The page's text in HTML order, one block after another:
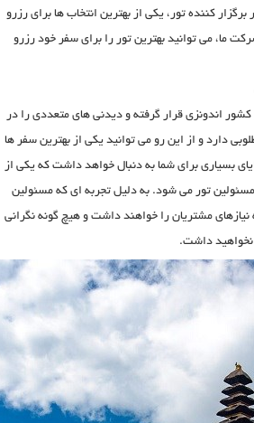
کننده تور، یکی از بهترین انتخاب ها برای رزرو
ما، می توانید بهترین تور را برای سفر خود رزرو
اندونزی قرار گرفته و دیدنی های متعددی را در
دارد و از این رو می توانید یکی از بهترین سفر ها
بسیاری برای شما به دنبال خواهد داشت که یکی از
تور می شود. به دلیل تجربه ای که مسئولین
نیازهای مشتریان را خواهند داشت و هیچ گونه نگرانی
نخواهید داشت.